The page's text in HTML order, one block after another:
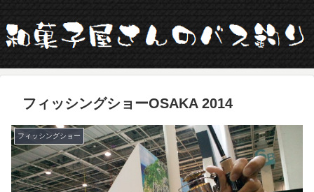
フィッシングショーOSAKA 2014
フィッシングショー